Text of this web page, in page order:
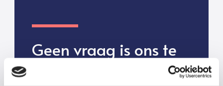
Geen vraag is ons te
gek. En geen vraag te